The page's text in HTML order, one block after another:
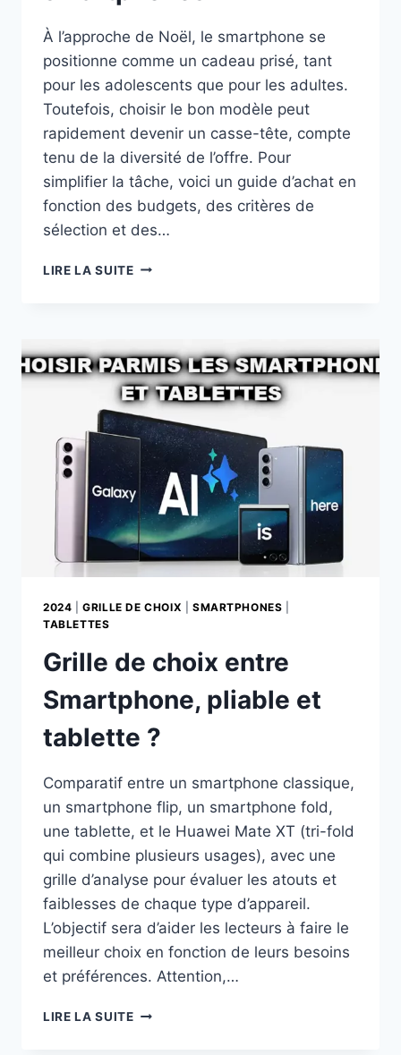
À l’approche de Noël, le smartphone se
positionne comme un cadeau prisé, tant
pour les adolescents que pour les adultes.
Toutefois, choisir le bon modèle peut
rapidement devenir un casse-tête, compte
tenu de la diversité de l’offre. Pour
simplifier la tâche, voici un guide d’achat en
fonction des budgets, des critères de
sélection et des…
LIRE LA SUITECADEAUX
GUIDE
D’ACHAT
POUR
SMARTPHONES
2024 |GRILLE DE CHOIX SMARTPHONES
TABLETTES
Grille de choix entre
Smartphone, pliable et
tablette ?
Comparatif entre un smartphone classique,
un smartphone flip, un smartphone fold,
une tablette, et le Huawei Mate XT (tri-fold
qui combine plusieurs usages), avec une
grille d’analyse pour évaluer les atouts et
faiblesses de chaque type d’appareil.
L’objectif sera d’aider les lecteurs à faire le
meilleur choix en fonction de leurs besoins
et préférences. Attention,…
LIRE LA SUITEGRILLE